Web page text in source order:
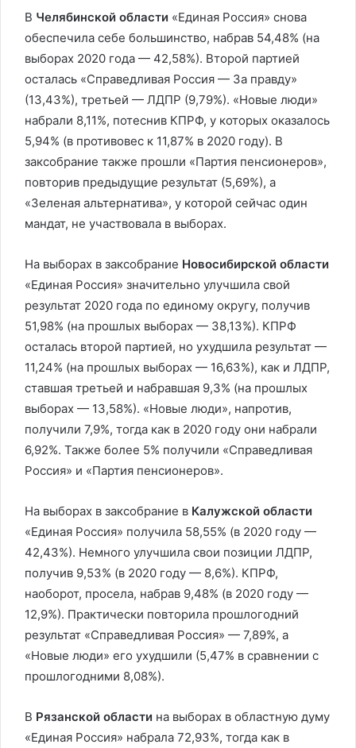
В Челябинской области «Единая Россия» снова
обеспечила себе большинство, набрав 54,48% (на
выборах 2020 года — 42,58%). Второй партией
осталась «Справедливая Россия — За правду»
(13,43%), третьей — ЛДПР (9,79%). «Новые люди»
набрали 8,11%, потеснив КПРФ, у которых оказалось
5,94% (в противовес к 11,87% в 2020 году). В
заксобрание также прошли «Партия пенсионеров»,
повторив предыдущие результат (5,69%), а
«Зеленая альтернатива», у которой сейчас один
мандат, не участвовала в выборах.
На выборах в заксобрание Новосибирской области
«Единая Россия» значительно улучшила свой
результат 2020 года по единому округу, получив
51,98% (на прошлых выборах — 38,13%). КПРФ
осталась второй партией, но ухудшила результат —
11,24% (на прошлых выборах — 16,63%), как и ЛДПР,
ставшая третьей и набравшая 9,3% (на прошлых
выборах — 13,58%). «Новые люди», напротив,
получили 7,9%, тогда как в 2020 году они набрали
6,92%. Также более 5% получили «Справедливая
Россия» и «Партия пенсионеров».
На выборах в заксобрание в Калужской области
«Единая Россия» получила 58,55% (в 2020 году —
42,43%). Немного улучшила свои позиции ЛДПР,
получив 9,53% (в 2020 году — 8,6%). КПРФ,
наоборот, просела, набрав 9,48% (в 2020 году —
12,9%). Практически повторила прошлогодний
результат «Справедливая Россия» — 7,89%, а
«Новые люди» его ухудшили (5,47% в сравнении с
прошлогодними 8,08%).
В Рязанской области на выборах в областную думу
«Единая Россия» набрала 72,93%, тогда как в